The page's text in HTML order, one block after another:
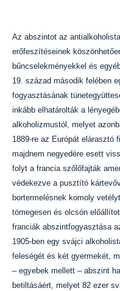
Az abszintot az
erőfeszítéseinek
bűncselekményekkel és
19. század második felében
fogyasztásának
inkább elhatárolták a
alkoholizmustól, melyet
1889-re az Európát elárasztó
majdnem negyedére esett
folyt a francia szőlőfajták
védekezve a pusztító
bortermelésnek komoly
tömegesen és olcsón
franciák abszintfogyasztása
1905-ben egy svájci
feleségét és két gyermekét,
– egyebek mellett – abszint
betiltásáért, melyet 82 ezer